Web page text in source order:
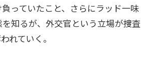
っていたこと、さらにラッド一味
知るが、外交官という立場が捜査
れていく。